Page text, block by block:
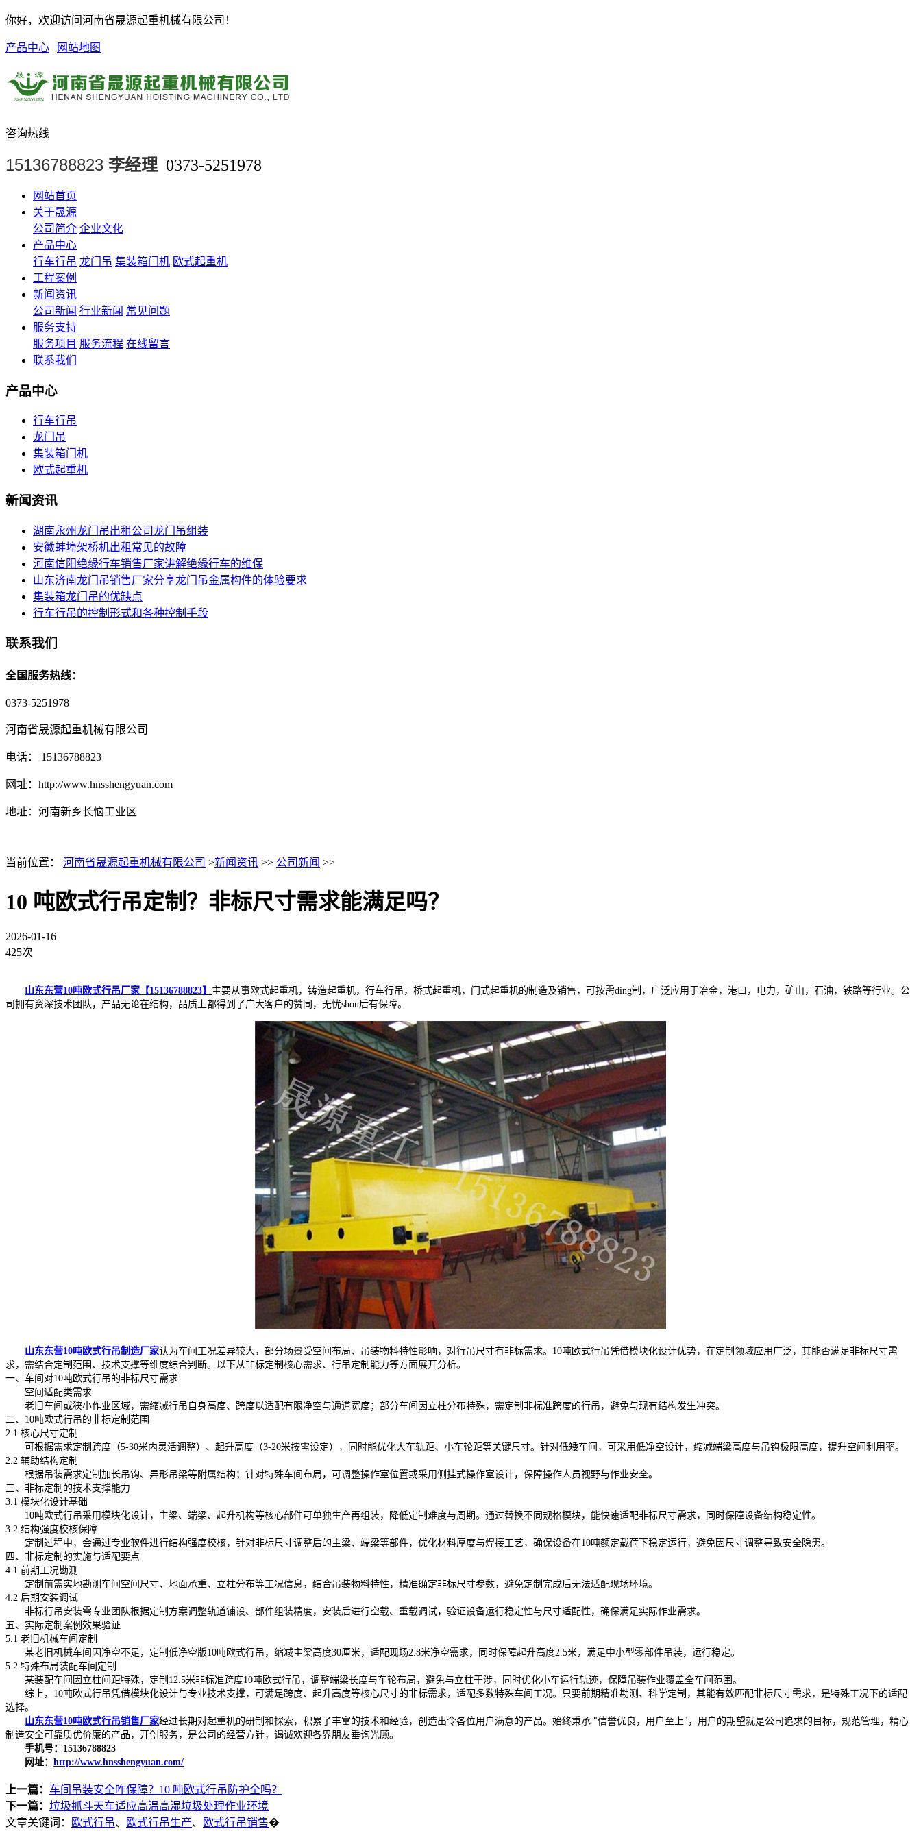
你好，欢迎访问河南省晟源起重机械有限公司！
产品中心 | 网站地图
咨询热线
15136788823 李经理 0373-5251978
网站首页
关于晟源
公司简介 企业文化
产品中心
行车行吊 龙门吊 集装箱门机 欧式起重机
工程案例
新闻资讯
公司新闻 行业新闻 常见问题
服务支持
服务项目 服务流程 在线留言
联系我们
产品中心
行车行吊
龙门吊
集装箱门机
欧式起重机
新闻资讯
湖南永州龙门吊出租公司龙门吊组装
安徽蚌埠架桥机出租常见的故障
河南信阳绝缘行车销售厂家讲解绝缘行车的维保
山东济南龙门吊销售厂家分享龙门吊金属构件的体验要求
集装箱龙门吊的优缺点
行车行吊的控制形式和各种控制手段
联系我们
全国服务热线：
0373-5251978
河南省晟源起重机械有限公司
电话： 15136788823
网址：http://www.hnsshengyuan.com
地址： 河南新乡长恼工业区
当前位置： 河南省晟源起重机械有限公司 >新闻资讯 >> 公司新闻 >>
10 吨欧式行吊定制？非标尺寸需求能满足吗？
2026-01-16
425次
山东东营10吨欧式行吊厂家【15136788823】 主要从事欧式起重机，铸造起重机，行车行吊，桥式起重机，门式起重机的制造及销售，可按需ding制，广泛应用于冶金，港口，电力，矿山，石油，铁路等行业。公
司拥有资深技术团队，产品无论在结构，品质上都得到了广大客户的赞同，无忧shou后有保障。
山东东营10吨欧式行吊制造厂家认为车间工况差异较大，部分场景受空间布局、吊装物料特性影响，对行吊尺寸有非标需求。10吨欧式行吊凭借模块化设计优势，在定制领域应用广泛，其能否满足非标尺寸需
求，需结合定制范围、技术支撑等维度综合判断。以下从非标定制核心需求、行吊定制能力等方面展开分析。
一、车间对10吨欧式行吊的非标尺寸需求
空间适配类需求
老旧车间或狭小作业区域，需缩减行吊自身高度、跨度以适配有限净空与通道宽度；部分车间因立柱分布特殊，需定制非标准跨度的行吊，避免与现有结构发生冲突。
二、10吨欧式行吊的非标定制范围
2.1 核心尺寸定制
可根据需求定制跨度（5-30米内灵活调整）、起升高度（3-20米按需设定），同时能优化大车轨距、小车轮距等关键尺寸。针对低矮车间，可采用低净空设计，缩减端梁高度与吊钩极限高度，提升空间利用率。
2.2 辅助结构定制
根据吊装需求定制加长吊钩、异形吊梁等附属结构；针对特殊车间布局，可调整操作室位置或采用侧挂式操作室设计，保障操作人员视野与作业安全。
三、非标定制的技术支撑能力
3.1 模块化设计基础
10吨欧式行吊采用模块化设计，主梁、端梁、起升机构等核心部件可单独生产再组装，降低定制难度与周期。通过替换不同规格模块，能快速适配非标尺寸需求，同时保障设备结构稳定性。
3.2 结构强度校核保障
定制过程中，会通过专业软件进行结构强度校核，针对非标尺寸调整后的主梁、端梁等部件，优化材料厚度与焊接工艺，确保设备在10吨额定载荷下稳定运行，避免因尺寸调整导致安全隐患。
四、非标定制的实施与适配要点
4.1 前期工况勘测
定制前需实地勘测车间空间尺寸、地面承重、立柱分布等工况信息，结合吊装物料特性，精准确定非标尺寸参数，避免定制完成后无法适配现场环境。
4.2 后期安装调试
非标行吊安装需专业团队根据定制方案调整轨道铺设、部件组装精度，安装后进行空载、重载调试，验证设备运行稳定性与尺寸适配性，确保满足实际作业需求。
五、实际定制案例效果验证
5.1 老旧机械车间定制
某老旧机械车间因净空不足，定制低净空版10吨欧式行吊，缩减主梁高度30厘米，适配现场2.8米净空需求，同时保障起升高度2.5米，满足中小型零部件吊装，运行稳定。
5.2 特殊布局装配车间定制
某装配车间因立柱间距特殊，定制12.5米非标准跨度10吨欧式行吊，调整端梁长度与车轮布局，避免与立柱干涉，同时优化小车运行轨迹，保障吊装作业覆盖全车间范围。
综上，10吨欧式行吊凭借模块化设计与专业技术支撑，可满足跨度、起升高度等核心尺寸的非标需求，适配多数特殊车间工况。只要前期精准勘测、科学定制，其能有效匹配非标尺寸需求，是特殊工况下的适配
选择。
山东东营10吨欧式行吊销售厂家经过长期对起重机的研制和探索，积累了丰富的技术和经验，创造出令各位用户满意的产品。始终秉承 "信誉优良，用户至上"，用户的期望就是公司追求的目标，规范管理，精心
制造安全可靠质优价廉的产品，开创服务，是公司的经营方针，谒诚欢迎各界朋友垂询光顾。
手机号：15136788823
网址： http://www.hnsshengyuan.com/
上一篇： 车间吊装安全咋保障？10 吨欧式行吊防护全吗？
下一篇： 垃圾抓斗天车适应高温高湿垃圾处理作业环境
文章关键词：
欧式行吊、 欧式行吊生产、 欧式行吊销售�